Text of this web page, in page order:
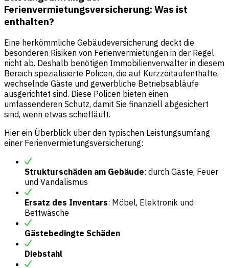
Ferienvermietungsversicherung: Was ist
enthalten?
Eine herkömmliche Gebäudeversicherung deckt die
besonderen Risiken von Ferienvermietungen in der Regel
nicht ab. Deshalb benötigen Immobilienverwalter in diesem
Bereich spezialisierte Policen, die auf Kurzzeitaufenthalte,
wechselnde Gäste und gewerbliche Betriebsabläufe
ausgerichtet sind. Diese Policen bieten einen
umfassenderen Schutz, damit Sie finanziell abgesichert
sind, wenn etwas schiefläuft.
Hier ein Überblick über den typischen Leistungsumfang
einer Ferienvermietungsversicherung:
Strukturschäden am Gebäude: durch Gäste, Feuer
und Vandalismus
Ersatz des Inventars: Möbel, Elektronik und
Bettwäsche
Gästebedingte Schäden
Diebstahl